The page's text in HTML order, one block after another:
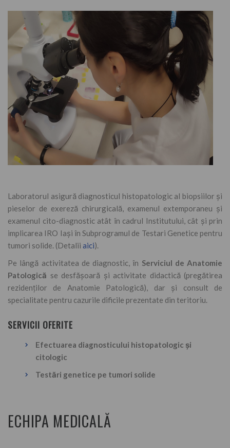
Laboratorul asigură diagnosticul histopatologic al biopsiilor și
pieselor de exereză chirurgicală, examenul extemporaneu și
examenul cito-diagnostic atât în cadrul Institutului, cât și prin
implicarea IRO Iași în Subprogramul de Testari Genetice pentru
tumori solide. (Detalii aici).
Pe lângă activitatea de diagnostic, în Serviciul de Anatomie
Patologică se desfășoară și activitate didactică (pregătirea
rezidenților de Anatomie Patologică), dar și consult de
specialitate pentru cazurile dificile prezentate din teritoriu.
SERVICII OFERITE
Efectuarea diagnosticului histopatologic și
citologic
Testări genetice pe tumori solide
ECHIPA MEDICALĂ